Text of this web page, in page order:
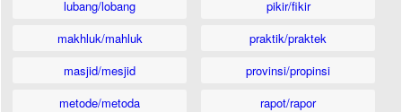
lubang/lobang
makhluk/mahluk
masjid/mesjid
metode/metoda
pikir/fikir
praktik/praktek
provinsi/propinsi
rapot/rapor